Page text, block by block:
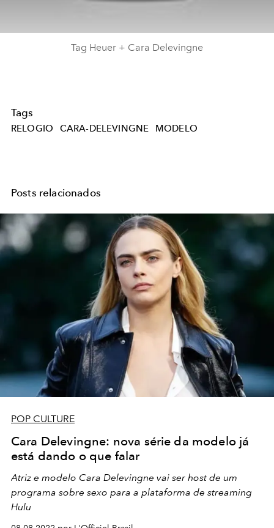
Tag Heuer + Cara Delevingne
Tags
RELOGIO CARA-DELEVINGNE MODELO
Posts relacionados
POP CULTURE
Cara Delevingne: nova série da modelo já
está dando o que falar
Atriz e modelo Cara Delevingne vai ser host de um
programa sobre sexo para a plataforma de streaming
Hulu